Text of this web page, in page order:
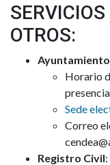
OTROS:
Horario
Sede
Correo
Registro Civil